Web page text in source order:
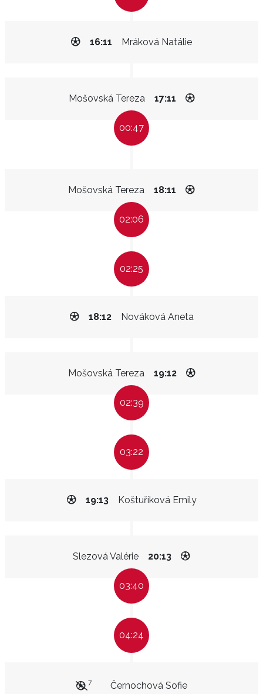
Mráková Natálie
16:11
Mošovská Tereza 17:11
00:47
Mošovská Tereza 18:11
02:06
02:25
Nováková Aneta
18:12
Mošovská Tereza 19:12
02:39
03:22
Koštuříková Emily
19:13
Slezová Valérie 20:13
03:40
04:24
Černochová Sofie
7